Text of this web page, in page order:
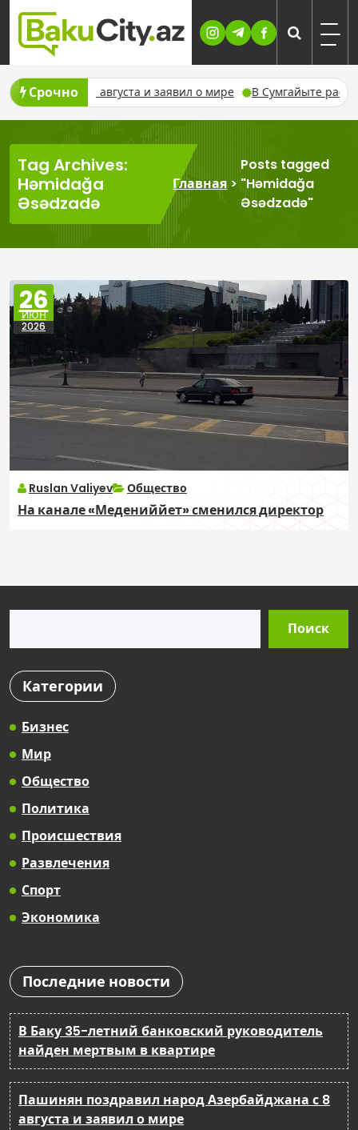
Skip
content
Срочно
с 8 августа и заявил о мире В Сумгайыте
Tag Archives:
Həmidağa
Əsədzadə
Главная >
Posts tagged
"Həmidağa
Əsədzadə"
26
ИЮН
2026
Ruslan Valiyev Общество
На канале «Медениййет» сменился директор
Поиск
Категории
Бизнес
Мир
Общество
Политика
Происшествия
Развлечения
Спорт
Экономика
Последние новости
В Баку 35-летний банковский руководитель
найден мертвым в квартире
Пашинян поздравил народ Азербайджана с 8
августа и заявил о мире